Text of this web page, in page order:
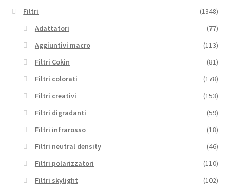
Filtri
(1348)
Adattatori
(77)
Aggiuntivi macro
(113)
Filtri Cokin
(81)
Filtri colorati
(178)
Filtri creativi
(153)
Filtri digradanti
(59)
Filtri infrarosso
(18)
Filtri neutral density
(46)
Filtri polarizzatori
(110)
Filtri skylight
(102)